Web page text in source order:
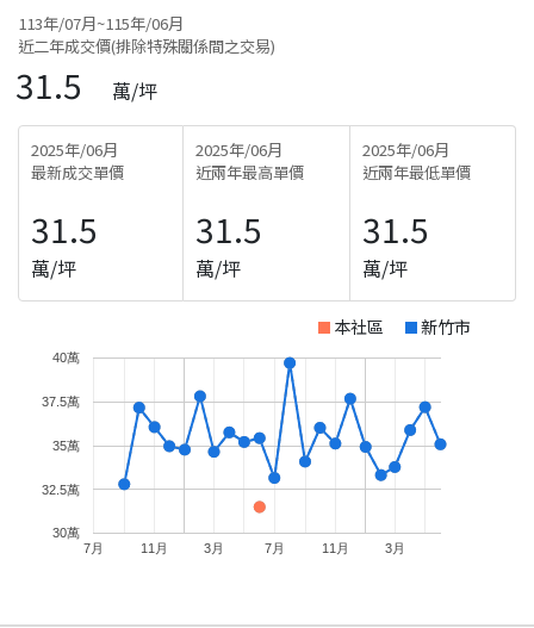
113年/07月~115年/06月
近二年成交價(排除特殊關係間之交易)
31.5 萬/坪
2025年/06月
最新成交單價
31.5
萬/坪
2025年/06月
近兩年最高單價
31.5
萬/坪
2025年/06月
近兩年最低單價
31.5
萬/坪
本社區 新竹市
7月 11月 3月 7月 11月 3月
30萬
32.5萬
35萬
37.5萬
40萬